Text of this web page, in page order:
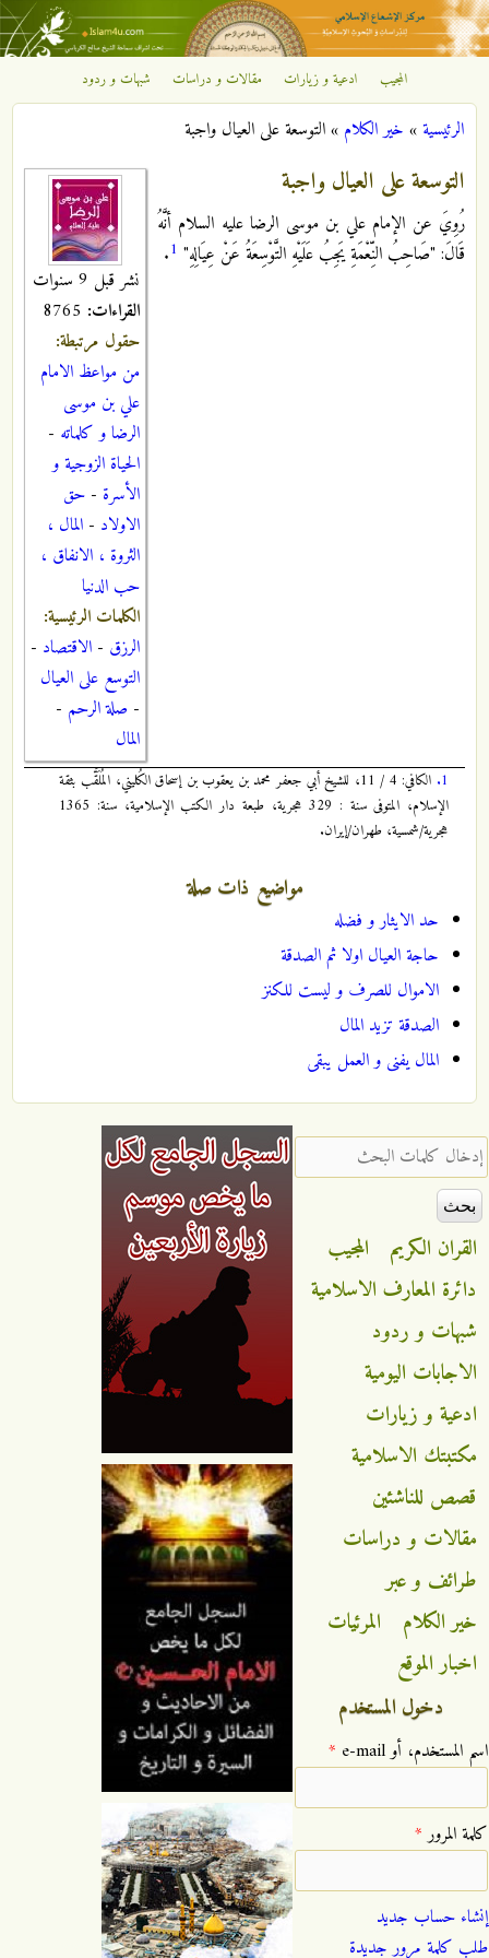
تجاوز إلى المحتوى الرئيسي
مركز
الإشعاع
الإسلامي
المجيب ادعية و زيارات مقالات و دراسات شبهات و ردود
أنت هنا
الرئيسية» خير الكلام »التوسعة على العيال واجبة
نشر قبل 9 سنوات
القراءات:
حقول مرتبطة:
من مواعظ الامام
علي بن موسى
الرضا و كلماته -
الحياة الزوجية و
الأسرة - حق
الاولاد - المال ،
الثروة ، الانفاق ،
حب الدنيا
الكلمات الرئيسية:
الرزق - الاقتصاد -
التوسع على العيال
- صلة الرحم -
المال
التوسعة على العيال واجبة
رُوِيَ عن الإمام علي بن موسى الرضا عليه السلام أنَّهُ
قَالَ: "صَاحِبُ النِّعْمَةِ يَجِبُ عَلَيْهِ التَّوْسِعَةُ عَنْ عِيَالِهِ" 1
.
1.
الكافي: 4 / 11، للشيخ أبي جعفر محمد بن يعقوب بن إسحاق الكُليني، المُلَقَّب بثقة
الإسلام، المتوفى سنة : 329 هجرية، طبعة دار الكتب الإسلامية، سنة: 1365
هجرية/شمسية، طهران/إيران.
مواضيع ذات صلة
حد الايثار و فضله
حاجة العيال اولا ثم الصدقة
الاموال للصرف و ليست للكنز
الصدقة تزيد المال
المال يفنى و العمل يبقى
‏إدخال كلمات البحث ‏
القران الكريم
المجيب
دائرة المعارف الاسلامية
شبهات و ردود
الاجابات اليومية
ادعية و زيارات
مكتبتك الاسلامية
قصص للناشئين
مقالات و دراسات
طرائف و عبر
خير الكلام
المرئيات
اخبار الموقع
دخول المستخدم
‏اسم المستخدم، أو e-mail ‏ *
‏كلمة المرور ‏*
إنشاء حساب جديد
طلب كلمة مرور جديدة